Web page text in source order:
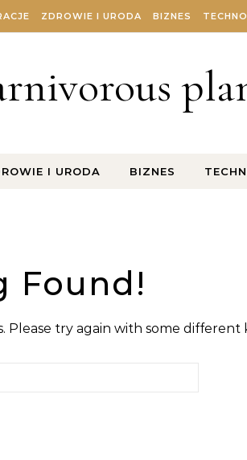
ZDROWIE I URODA BIZNES
I URODA BIZNES
Found!
try again with some different